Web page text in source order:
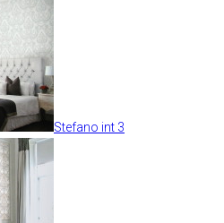
Stefano int 3